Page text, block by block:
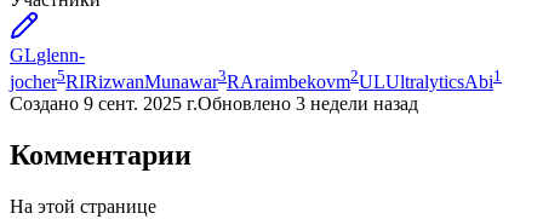
GLglenn-
jocher5RIRizwanMunawar3RAraimbekovm2ULUltralyticsAbi1
Создано 9 сент. 2025 г.Обновлено 3 недели назад
Комментарии
На этой странице